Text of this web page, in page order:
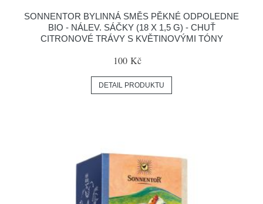
SONNENTOR BYLINNÁ SMĚS PĚKNÉ ODPOLEDNE
BIO - NÁLEV. SÁČKY (18 X 1,5 G) - CHUŤ
CITRONOVÉ TRÁVY S KVĚTINOVÝMI TÓNY
100 Kč
DETAIL PRODUKTU